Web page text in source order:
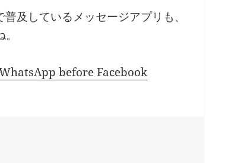
及しているメッセージアプリも、
before Facebook